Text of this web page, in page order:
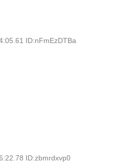
ID:nFmEzDTBa
ID:zbmrdxvp0